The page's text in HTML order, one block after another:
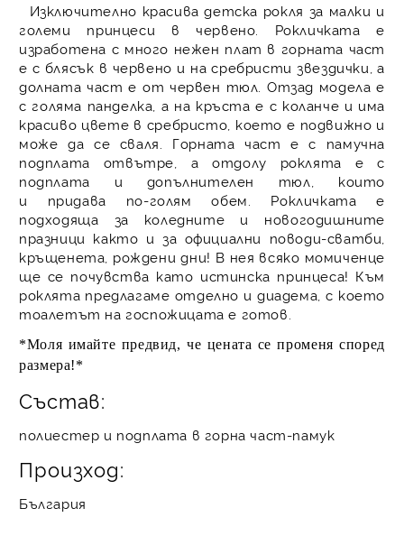
Изключително красива детска рокля за малки и
големи принцеси в червено. Рокличката е
изработена с много нежен плат в горната част
е с блясък в червено и на сребристи звездички, а
долната част е от червен тюл. Отзад модела е
с голяма панделка, а на кръста е с коланче и има
красиво цвете в сребристо, което е подвижно и
може да се сваля. Горната част е с памучна
подплата отвътре, а отдолу роклята е с
подплата и допълнителен тюл, които
и придава по-голям обем.
Рокличката е
подходяща за коледните и новогодишните
празници както и за официални поводи-сватби,
кръщенета, рождени дни! В нея всяко момиченце
ще се почувства като истинска принцеса! Към
роклята предлагаме отделно и диадема, с което
тоалетът на госпожицата е готов.
*Моля имайте предвид, че цената се променя според
размера!*
Състав:
полиестер и подплата в горна част-памук
Произход:
България